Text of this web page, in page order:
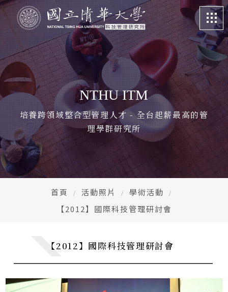
關於我們 About
課程特色 Program
招生訊息 Admission
系所成員 Faculty
學生專區 Student life
NTHU ITM
培養跨領域整合型管理人才 - 全台起薪最高的管
理學群研究所
首頁 活動照片
學術活動
【2012】國際科技管理研討會
【2012】國際科技管理研討會
CE0 Teatime